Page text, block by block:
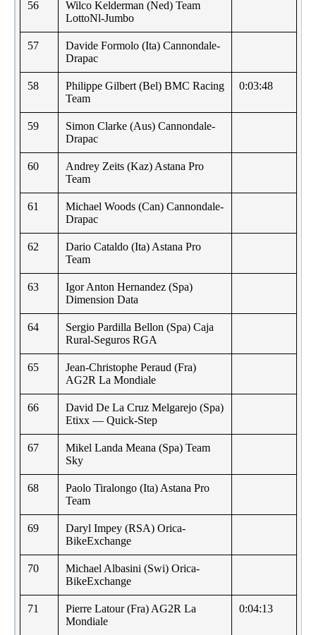
56
Wilco Kelderman (Ned) Team
LottoNl-Jumbo
57
Davide Formolo (Ita) Cannondale-
Drapac
58
Philippe Gilbert (Bel) BMC Racing
Team
0:03:48
59
Simon Clarke (Aus) Cannondale-
Drapac
60
Andrey Zeits (Kaz) Astana Pro
Team
61
Michael Woods (Can) Cannondale-
Drapac
62
Dario Cataldo (Ita) Astana Pro
Team
63
Igor Anton Hernandez (Spa)
Dimension Data
64
Sergio Pardilla Bellon (Spa) Caja
Rural-Seguros RGA
65
Jean-Christophe Peraud (Fra)
AG2R La Mondiale
66
David De La Cruz Melgarejo (Spa)
Etixx — Quick-Step
67
Mikel Landa Meana (Spa) Team
Sky
68
Paolo Tiralongo (Ita) Astana Pro
Team
69
Daryl Impey (RSA) Orica-
BikeExchange
70
Michael Albasini (Swi) Orica-
BikeExchange
71
Pierre Latour (Fra) AG2R La
Mondiale
0:04:13